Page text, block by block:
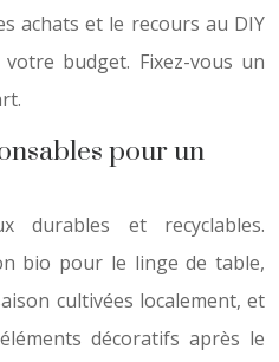
achats et le recours au DIY
budget. Fixez-vous un
pour un
durables et recyclables.
bio pour le linge de table,
cultivées localement, et
décoratifs après le